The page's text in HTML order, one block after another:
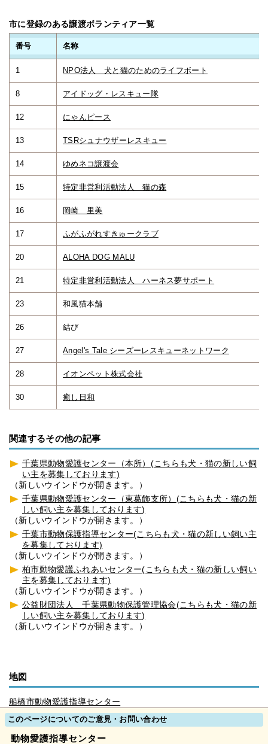
市に登録のある譲渡ボランティア一覧
番号 名称
1 NPO法人 犬と猫のためのライフボート
8 アイドッグ・レスキュー隊
12 にゃんピース
13 TSRシュナウザーレスキュー
14 ゆめネコ譲渡会
15 特定非営利活動法人 猫の森
16 岡崎 里美
17 ふがふがれすきゅークラブ
20 ALOHA DOG MALU
21 特定非営利活動法人 ハーネス夢サポート
23 和風猫本舗
26 結び
27 Angel's Tale シーズーレスキューネットワーク
28 イオンペット株式会社
30 癒し日和
関連するその他の記事
千葉県動物愛護センター（本所）(こちらも犬・猫の新しい飼
い主を募集しております)
（新しいウインドウが開きます。）
千葉県動物愛護センター（東葛飾支所）(こちらも犬・猫の新
しい飼い主を募集しております)
（新しいウインドウが開きます。）
千葉市動物保護指導センター(こちらも犬・猫の新しい飼い主
を募集しております)
（新しいウインドウが開きます。）
柏市動物愛護ふれあいセンター(こちらも犬・猫の新しい飼い
主を募集しております)
（新しいウインドウが開きます。）
公益財団法人 千葉県動物保護管理協会(こちらも犬・猫の新
しい飼い主を募集しております)
（新しいウインドウが開きます。）
地図
船橋市動物愛護指導センター
このページについてのご意見・お問い合わせ
動物愛護指導センター